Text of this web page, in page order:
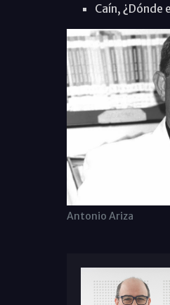
Caín, ¿Dónde
Antonio Ariza